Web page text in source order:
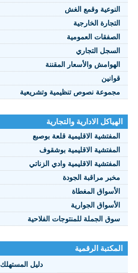
النوعية وقمع الغش
التجارة الخارجية
الصفقات العمومية
السجل التجاري
الهوامش والأسعار المقننة
قوانين
مجموعة نصوص تنظيمية وتشريعية
الهياكل الادارية والتجارية
المفتشية الاقليمية قلعة بوصبع
المفتشية الاقليمية بوشقوف
المفتشية الاقليمية وادي الزناتي
مخبر مراقبة الجودة
الأسواق المغطاة
الأسواق الجوارية
سوق الجملة للمنتوجات الفلاحية
المكتبة الرقمية
دليل المستهلك